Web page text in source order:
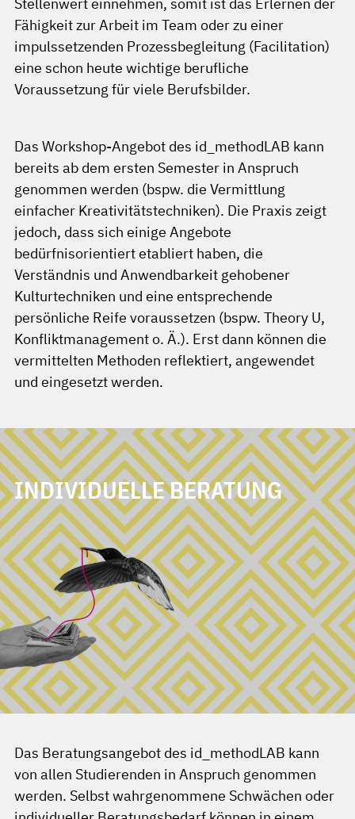
Fähigkeit zur Arbeit im Team oder zu einer
impulssetzenden Prozessbegleitung (Facilitation)
eine schon heute wichtige berufliche
Voraussetzung für viele Berufsbilder.
Das Workshop-Angebot des id_methodLAB kann
bereits ab dem ersten Semester in Anspruch
genommen werden (bspw. die Vermittlung
einfacher Kreativitätstechniken). Die Praxis zeigt
jedoch, dass sich einige Angebote
bedürfnisorientiert etabliert haben, die
Verständnis und Anwendbarkeit gehobener
Kulturtechniken und eine entsprechende
persönliche Reife voraussetzen (bspw. Theory U,
Konfliktmanagement o. Ä.). Erst dann können die
vermittelten Methoden reflektiert, angewendet
und eingesetzt werden.
INDIVIDUELLE BERATUNG
Das Beratungsangebot des id_methodLAB kann
von allen Studierenden in Anspruch genommen
werden. Selbst wahrgenommene Schwächen oder